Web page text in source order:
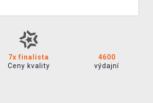
7x finalista
Ceny kvality
4600
výdajní